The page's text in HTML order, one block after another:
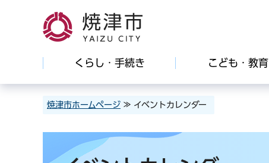
焼津市
くらし・手続き こども・教育
焼津市ホームページ ≫ イベントカレンダー